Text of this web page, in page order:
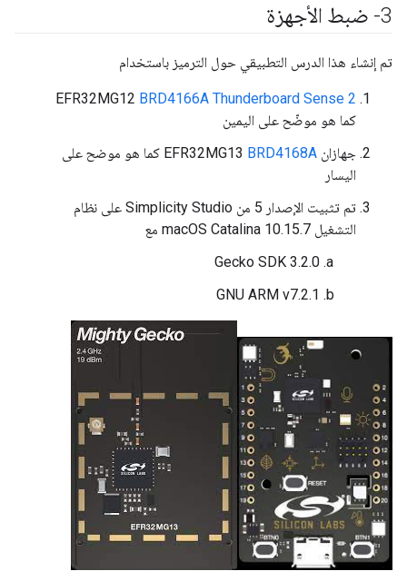
3- ضبط الأجهزة
تم إنشاء هذا الدرس التطبيقي حول الترميز باستخدام
‫EFR32MG12 BRD4166A Thunderboard Sense 2
كما هو موضّح على اليمين
جهازان EFR32MG13 BRD4168A
كما هو موضح على
اليسار
تم تثبيت الإصدار 5 من Simplicity Studio على نظام
التشغيل macOS Catalina 10.15.7 مع
‫Gecko SDK 3.2.0
GNU ARM v7.2.1